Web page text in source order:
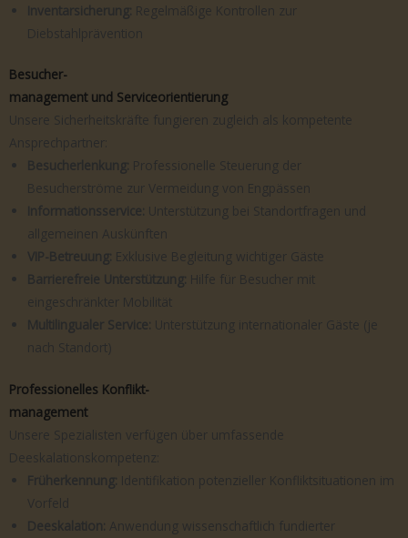
Inventarsicherung: Regelmäßige Kontrollen zur
Diebstahlprävention
Besucher-
management und Serviceorientierung
Unsere Sicherheitskräfte fungieren zugleich als kompetente
Ansprechpartner:
Besucherlenkung: Professionelle Steuerung der
Besucherströme zur Vermeidung von Engpässen
Informationsservice: Unterstützung bei Standortfragen und
allgemeinen Auskünften
VIP-Betreuung: Exklusive Begleitung wichtiger Gäste
Barrierefreie Unterstützung: Hilfe für Besucher mit
eingeschränkter Mobilität
Multilingualer Service: Unterstützung internationaler Gäste (je
nach Standort)
Professionelles Konflikt-
management
Unsere Spezialisten verfügen über umfassende
Deeskalationskompetenz:
Früherkennung: Identifikation potenzieller Konfliktsituationen im
Vorfeld
Deeskalation: Anwendung wissenschaftlich fundierter